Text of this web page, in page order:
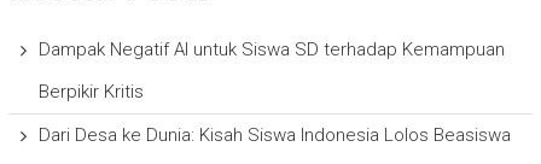
Dampak Negatif AI untuk Siswa SD terhadap Kemampuan
Berpikir Kritis
Dari Desa ke Dunia: Kisah Siswa Indonesia Lolos Beasiswa